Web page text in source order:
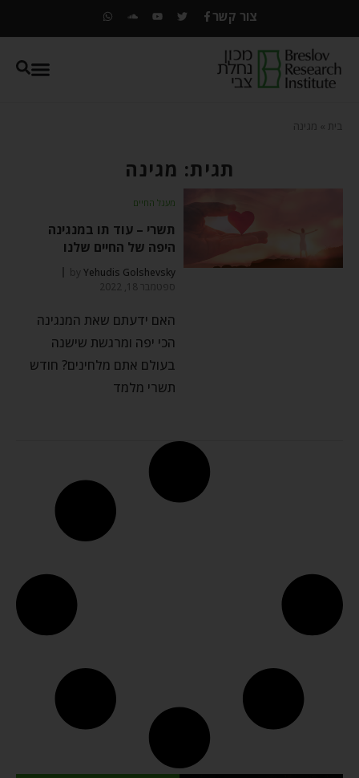
צור קשר
בית מגינה
תגית: מגינה
מעגל החיים
תשרי – עוד תו במנגינה
היפה של החיים שלנו
byYehudis Golshevsky
ספטמבר 18, 2022
האם ידעתם שאת המנגינה
הכי יפה ומרגשת שישנה
בעולם אתם מלחינים? חודש
תשרי מלמד